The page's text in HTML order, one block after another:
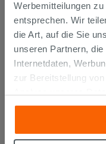
Werbemitteilungen
entsprechen. Wir
die Art, auf die Sie
unseren Partnern,
Internetdaten,
zur Bereitstellung
anderen
die sie aufgrund Ihrer
gesammelt haben,
KUNDEN,
GEKAUFT
AUCH...